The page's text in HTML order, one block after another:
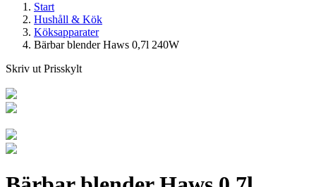
Start
Hushåll & Kök
Köksapparater
Bärbar blender Haws 0,7l 240W
Skriv ut Prisskylt